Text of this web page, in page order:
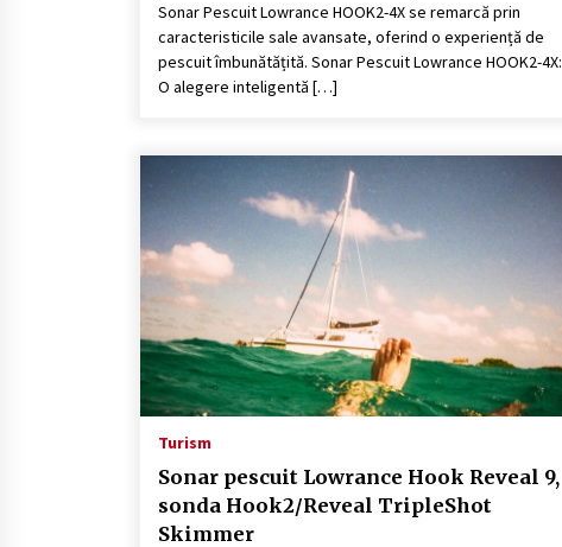
Sonar Pescuit Lowrance HOOK2-4X se remarcă prin
caracteristicile sale avansate, oferind o experiență de
pescuit îmbunătățită. Sonar Pescuit Lowrance HOOK2-4X:
O alegere inteligentă […]
Turism
Sonar pescuit Lowrance Hook Reveal 9,
sonda Hook2/Reveal TripleShot
Skimmer